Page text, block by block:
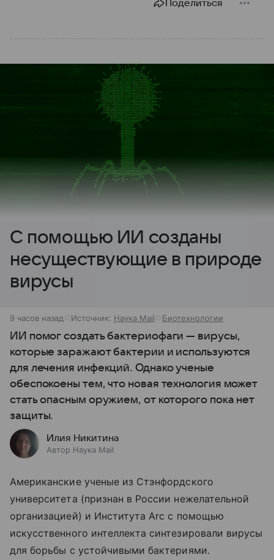
Поделиться
С помощью ИИ созданы
несуществующие в природе
вирусы
9 часов назад Источник: Наука Mail Биотехнологии
ИИ помог создать бактериофаги — вирусы,
которые заражают бактерии и используются
для лечения инфекций. Однако ученые
обеспокоены тем, что новая технология может
стать опасным оружием, от которого пока нет
защиты.
Илия Никитина
Автор Наука Mail
Американские ученые из Стэнфордского
университета (признан в России нежелательной
организацией) и Института Arc с помощью
искусственного интеллекта синтезировали вирусы
для борьбы с устойчивыми бактериями.